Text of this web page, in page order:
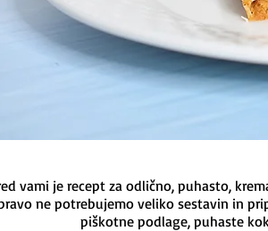
vami je recept za odlično, puhasto,
ne potrebujemo veliko sestavin in
piškotne podlage, puhaste